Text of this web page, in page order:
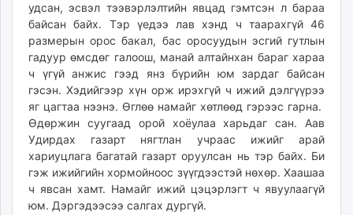
удсан, эсвэл тээвэрлэлтийн явцад гэмтсэн л бараа
байсан байх. Тэр үедээ лав хэнд ч таарахгүй 46
размерын орос бакал, бас оросуудын эсгий гутлын
гадуур өмсдөг галоош, манай алтайнхан бараг хараа
ч үгүй анжис гээд янз бүрийн юм зардаг байсан
гэсэн. Хэдийгээр хүн орж ирэхгүй ч ижий дэлгүүрээ
яг цагтаа нээнэ. Өглөө намайг хөтлөөд гэрээс гарна.
Өдөржин суугаад орой хоёулаа харьдаг сан. Аав
Удирдах газарт нягтлан учраас ижийг арай
хариуцлага багатай газарт оруулсан нь тэр байх. Би
гэж ижийгийн хормойноос зүүгдээстэй нөхөр. Хаашаа
ч явсан хамт. Намайг ижий цэцэрлэгт ч явуулаагүй
юм. Дэргэдээсээ салгах дургүй.